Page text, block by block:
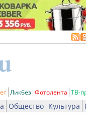
Ликбез Фотолента ТВ-
Общество Культура